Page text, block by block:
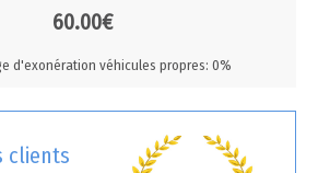
60.00€
d'exonération véhicules propres: 0%
clients